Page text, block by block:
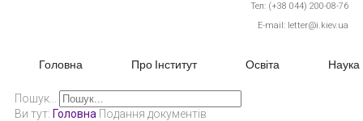
Тел: (+38 044) 200-08-76
E-mail: letter@i.kiev.ua
Головна Про Інститут Освіта Наука
Пошук...
Ви тут: Головна Подання документів